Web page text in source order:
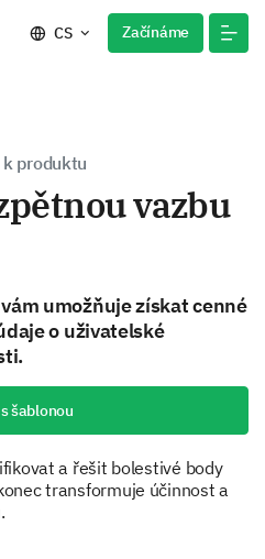
CS Začínáme
produktu
vazbu
umožňuje získat cenné
o uživatelské
šablonou
a řešit bolestivé body
transformuje účinnost a